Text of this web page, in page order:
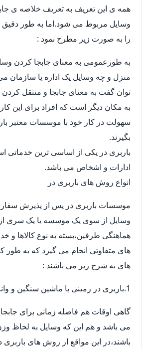
همه ی این تعریف به تعریف خلاصه ی
وسایل مربوط می شود.اما به طور
را به صورت زیر مطرح نمود :
به طورعمومی به معنای جابجا کردن
منزل و چه وسایل یک اداره یا سازمان
توان گفت به معنای جابجا و منتقل
به مکان دیگر است که افراد برای این
سهولت در کار خود با موسسات معتبر
بگیرند.
باربری در یکی از اساسی ترین خدماتی
ادارات و اشخاص می باشد.
انواع روش های باربری در
موسسات باربری در پس از پذیرش
وسایل از سوی یک موسسه یا یک سری
هماهنگی طرفین،بسته به نوع کالاها و
های متفاوتی انجام می گیرد که به طور
های به شرح زیر می باشند :
1.باربری در زمینی با ماشین سنگین و وانت بارها :
گاهی اوقات هم فاصله زمانی برای
می باشد و هم این که وسایل به لحاظ
باشند،در این مواقع از روش های